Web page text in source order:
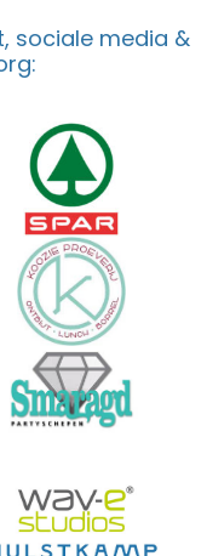
sociale media &